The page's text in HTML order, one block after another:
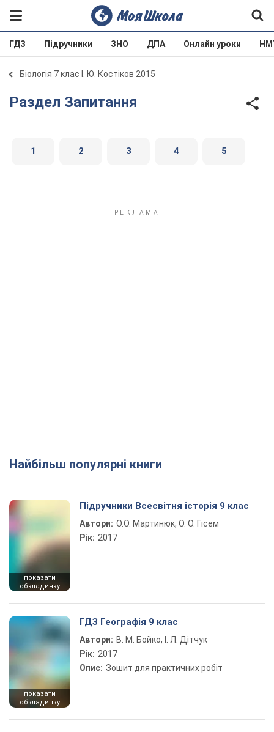
ГДЗ Підручники ЗНО ДПА Онлайн уроки
Біологія 7 клас І. Ю. Костіков 2015
Раздел Запитання
1 2 3 4 5
Найбільш популярні книги
показати
обкладинку
Підручники Всесвітня історія 9 клас
Автори: О.О. Мартинюк, О. О. Гісем
Рік: 2017
показати
обкладинку
ГДЗ Географія 9 клас
Автори: В. М. Бойко, І. Л. Дітчук
Рік: 2017
Опис: Зошит для практичних робіт